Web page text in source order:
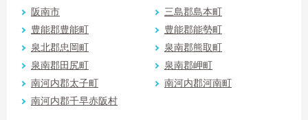
阪南市
三島郡島本町
豊能郡豊能町
豊能郡能勢町
泉北郡忠岡町
泉南郡熊取町
泉南郡田尻町
泉南郡岬町
南河内郡太子町
南河内郡河南町
南河内郡千早赤阪村